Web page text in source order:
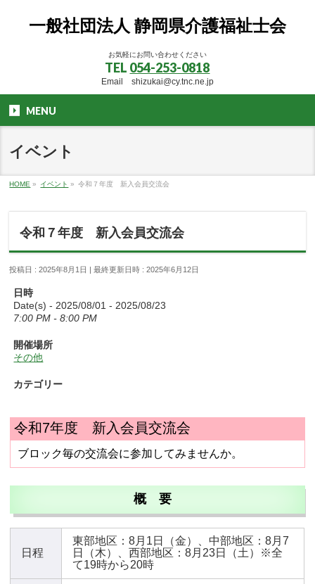
一般社団法人 静岡県介護福祉士会
お気軽にお問い合わせください
TEL 054-253-0818
Email shizukai@cy.tnc.ne.jp
MENU
イベント
HOME » イベント » 令和７年度 新入会員交流会
令和７年度 新入会員交流会
投稿日 : 2025年8月1日 最終更新日時 : 2025年6月12日
日時
Date(s) - 2025/08/01 - 2025/08/23
7:00 PM - 8:00 PM
開催場所
その他
カテゴリー
令和7年度 新入会員交流会
ブロック毎の交流会に参加してみませんか。
概 要
日程
東部地区：8月1日（金）、中部地区：8月7
日（木）、西部地区：8月23日（土）※全
て19時から20時